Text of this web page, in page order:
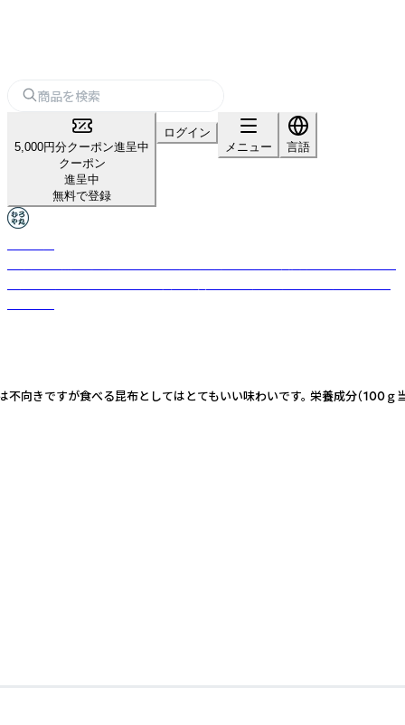
5,000円分クーポン進呈中
クーポン
進呈中
無料で登録
ログイン
メニュー
言語
は不向きですが食べる昆布としてはとてもいい味わいです。 栄養成